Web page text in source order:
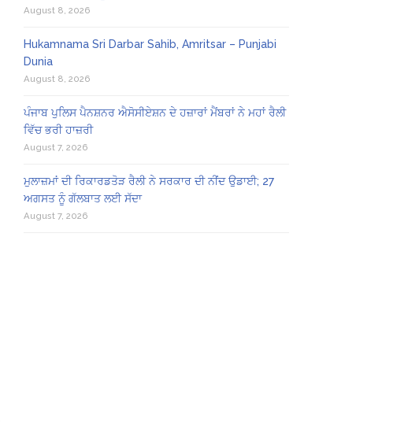
August 8, 2026
Hukamnama Sri Darbar Sahib, Amritsar – Punjabi
Dunia
August 8, 2026
ਪੰਜਾਬ ਪੁਲਿਸ ਪੈਨਸ਼ਨਰ ਐਸੋਸੀਏਸ਼ਨ ਦੇ ਹਜ਼ਾਰਾਂ ਮੈਂਬਰਾਂ ਨੇ ਮਹਾਂ ਰੈਲੀ
ਵਿੱਚ ਭਰੀ ਹਾਜ਼ਰੀ
August 7, 2026
ਮੁਲਾਜ਼ਮਾਂ ਦੀ ਰਿਕਾਰਡਤੋੜ ਰੈਲੀ ਨੇ ਸਰਕਾਰ ਦੀ ਨੀਂਦ ਉਡਾਈ; 27
ਅਗਸਤ ਨੂੰ ਗੱਲਬਾਤ ਲਈ ਸੱਦਾ
August 7, 2026